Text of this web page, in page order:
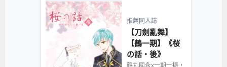
推薦同人誌
【刀劍亂舞】
【鶴一期】《桜
の話‧後》
鶴丸國永x一期一振，